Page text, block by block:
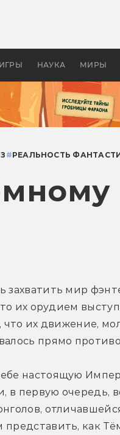
ИГРЫ НАУКА МИРЫ
апокалипсис, в
#РЕАЛЬНОСТЬ
мир
их орудием
что их движение,
прямо
настоящую
первую очередь,
представить, как